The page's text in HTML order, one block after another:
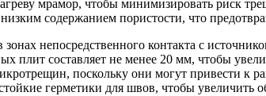
мрамор, чтобы минимизировать риск
содержанием пористости, что
непосредственного контакта с
плит составляет не менее 20 мм, чтобы
поскольку они могут привести к
герметики для швов, чтобы